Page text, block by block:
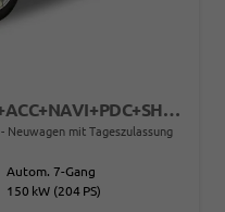
BASIS QUATTRO+KAMERA+ACC+NAVI+PDC+SHZ+EL. HECKKL.
Neuwagen mit Tageszulassung
Autom. 7-Gang
150 kW (204 PS)